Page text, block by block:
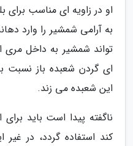
او در زاویه ای مناسب
به آرامی شمشیر را وارد
تواند شمشیر به داخل مری
ای گردن شعبده باز نسبت
این شعبده می زند.
ناگفته پیدا است باید
کند استفاده گردد، در